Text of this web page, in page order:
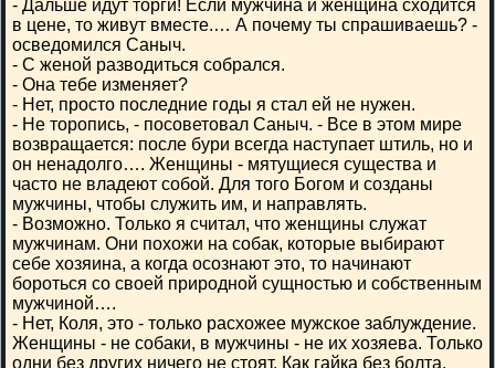
- Дальше идут торги! Если мужчина и женщина сходится
в цене, то живут вместе.… А почему ты спрашиваешь? -
осведомился Саныч.
- С женой разводиться собрался.
- Она тебе изменяет?
- Нет, просто последние годы я стал ей не нужен.
- Не торопись, - посоветовал Саныч. - Все в этом мире
возвращается: после бури всегда наступает штиль, но и
он ненадолго…. Женщины - мятущиеся существа и
часто не владеют собой. Для того Богом и созданы
мужчины, чтобы служить им, и направлять.
- Возможно. Только я считал, что женщины служат
мужчинам. Они похожи на собак, которые выбирают
себе хозяина, а когда осознают это, то начинают
бороться со своей природной сущностью и собственным
мужчиной….
- Нет, Коля, это - только расхожее мужское заблуждение.
Женщины - не собаки, в мужчины - не их хозяева. Только
одни без других ничего не стоят. Как гайка без болта.